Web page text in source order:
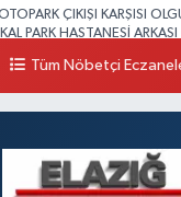
ÇIKIŞI KARŞISI
PARK HASTANESİ ARKASI
HASTANESİNİN KARŞISI
Emre Bulvarı No:2 A
Tüm Nöbetçi